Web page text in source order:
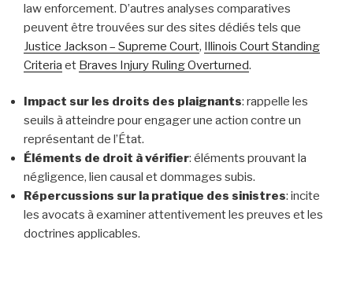
law enforcement. D’autres analyses comparatives
peuvent être trouvées sur des sites dédiés tels que
Justice Jackson – Supreme Court, Illinois Court Standing
Criteria et Braves Injury Ruling Overturned.
Impact sur les droits des plaignants: rappelle les
seuils à atteindre pour engager une action contre un
représentant de l’État.
Éléments de droit à vérifier: éléments prouvant la
négligence, lien causal et dommages subis.
Répercussions sur la pratique des sinistres: incite
les avocats à examiner attentivement les preuves et les
doctrines applicables.